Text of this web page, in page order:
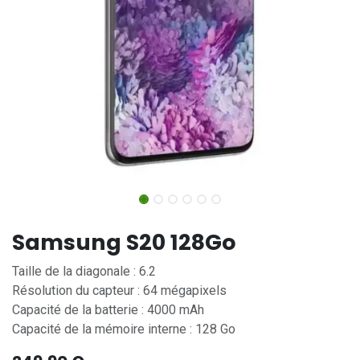
Samsung S20 128Go
Taille de la diagonale : 6.2
Résolution du capteur : 64 mégapixels
Capacité de la batterie : 4000 mAh
Capacité de la mémoire interne : 128 Go